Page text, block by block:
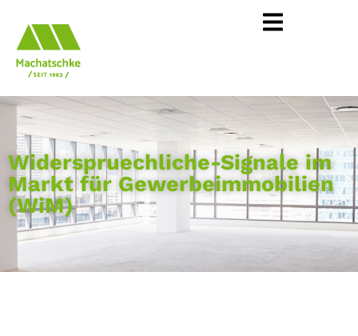
Widerspruechliche-Signale im
Markt für Gewerbeimmobilien
(WiM)